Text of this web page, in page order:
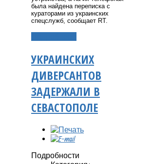
была найдена переписка с
кураторами из украинских
спецслужб, сообщает RT.
УКРАИНСКИХ
ДИВЕРСАНТОВ
ЗАДЕРЖАЛИ В
СЕВАСТОПОЛЕ
Подробности